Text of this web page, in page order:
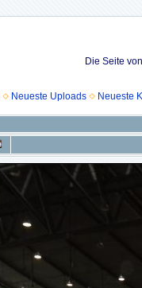
Die Seite
Neueste Uploads Neueste